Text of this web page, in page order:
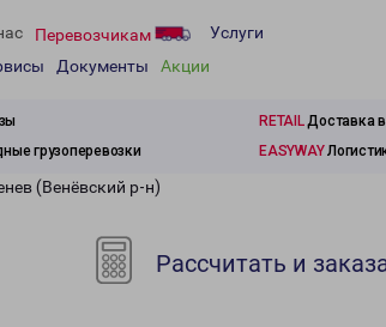
Перевозчикам
Услуги
Документы Акции
RETAILДоставка в
грузоперевозки EASYWAY
(Венёвский р-н)
Рассчитать и